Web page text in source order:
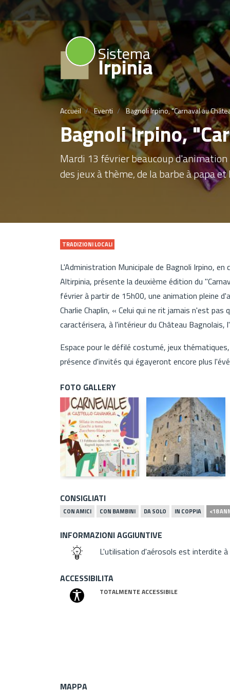
Sistema
Irpinia
Accueil Eventi Bagnoli Irpino, "Carnaval au
Bagnoli Irpino,
Mardi 13 février beaucoup
des jeux à thème, de la barbe à papa
TRADIZIONI LOCALI
L'Administration Municipale de Bagnoli Irpino,
Altirpinia, présente la deuxième édition du
février à partir de 15h00, une animation pleine
Charlie Chaplin, « Celui qui ne rit jamais n'est
caractérisera, à l'intérieur du Château
Espace pour le défilé costumé, jeux
présence d'invités qui égayeront encore plus
FOTO GALLERY
CONSIGLIATI
CON AMICI CON BAMBINI DA SOLO IN COPPIA <18
INFORMAZIONI AGGIUNTIVE
L'utilisation d'aérosols est interdite à
ACCESSIBILITA
TOTALMENTE ACCESSIBILE
MAPPA